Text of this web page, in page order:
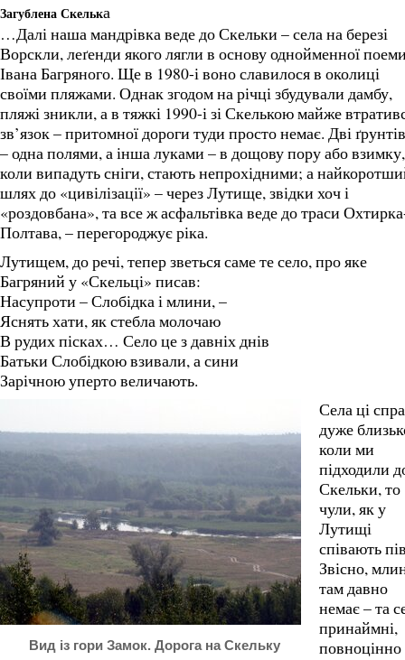
Загублена Скелька
…Далі наша мандрівка веде до Скельки – села на березі
Ворскли, леґенди якого лягли в основу однойменної
Івана Багряного. Ще в 1980-і воно славилося в околиці
своїми пляжами. Однак згодом на річці збудували дамбу,
пляжі зникли, а в тяжкі 1990-і зі Скелькою майже
зв’язок – притомної дороги туди просто немає. Дві
– одна полями, а інша луками – в дощову пору або взимку,
коли випадуть сніги, стають непрохідними; а
шлях до «цивілізації» – через Лутище, звідки хоч і
«роздовбана», та все ж асфальтівка веде до траси
Полтава, – перегороджує ріка.
Лутищем, до речі, тепер зветься саме те село, про яке
Багряний у «Скельці» писав:
Насупроти – Слобідка і млини, –
Яснять хати, як стебла молочаю
В рудих пісках… Село це з давніх днів
Батьки Слобідкою взивали, а сини
Зарічною уперто величають.
Вид із гори Замок. Дорога на Скельку
Села ці
дуже
коли ми
підходили
Скельки, то
чули, як у
Лутищі
співають
Звісно,
там давно
немає – та
принаймні,
повноцінно